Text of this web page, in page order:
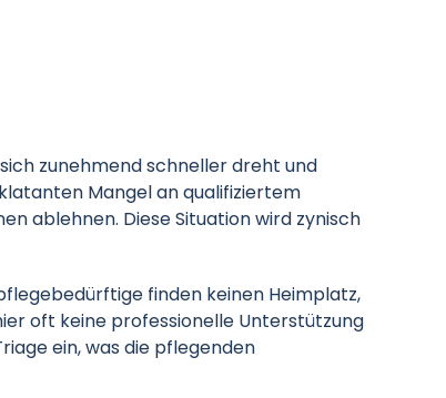
zunehmend schneller dreht und
Mangel an qualifiziertem
ablehnen. Diese Situation wird zynisch
finden keinen Heimplatz,
oft keine professionelle Unterstützung
ein, was die pflegenden